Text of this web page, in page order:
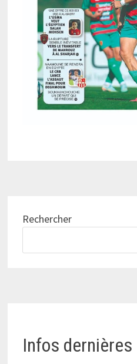
Rechercher
Infos dernières